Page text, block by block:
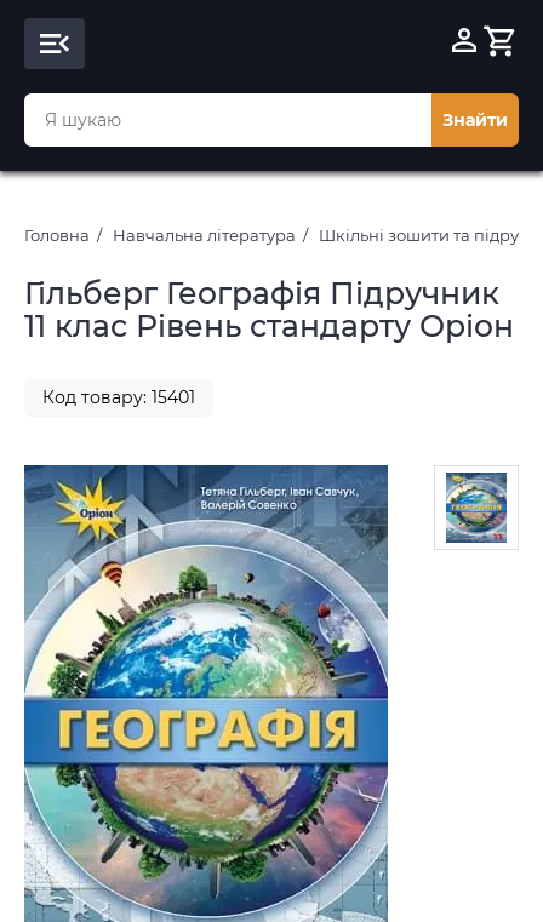
Знайти
Головна Навчальна література Шкільні зошити та
Гільберг Географія Підручник
11 клас Рівень стандарту Оріон
Код товару: 15401